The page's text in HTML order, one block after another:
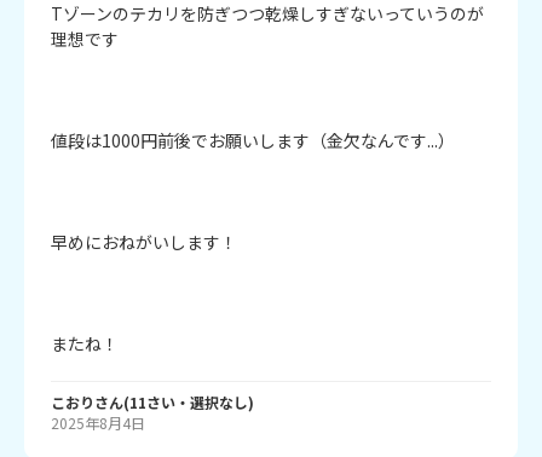
Tゾーンのテカリを防ぎつつ乾燥しすぎないっていうのが
理想です
値段は1000円前後でお願いします（金欠なんです...）
早めにおねがいします！
またね！
こおりさん(11さい・ 選択なし)
2025年8月4日